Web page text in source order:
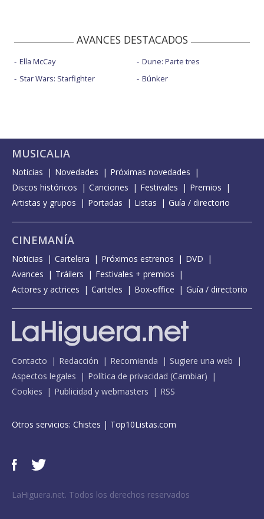
AVANCES DESTACADOS
Ella McCay
Star Wars: Starfighter
Dune: Parte tres
Búnker
MUSICALIA
Noticias Novedades
Próximas novedades
Discos históricos
Canciones Festivales
Premios
Artistas y grupos
Portadas Listas Guía / directorio
CINEMANÍA
Noticias Cartelera Próximos estrenos
DVD
Avances
Tráilers
Festivales + premios
Actores y actrices
Carteles Box-office Guía / directorio
Contacto Redacción Recomienda
Sugiere una web
Aspectos legales
Política de privacidad (Cambiar)
Cookies
Publicidad y webmasters RSS
Otros servicios: Chistes | Top10Listas.com
LaHiguera.net. Todos los derechos reservados